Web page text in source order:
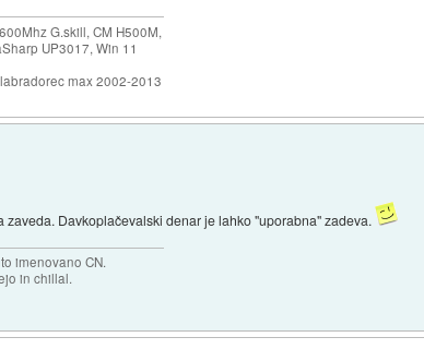
G.skill, CM H500M,
UP3017, Win 11
max 2002-2013
Davkoplačevalski denar je lahko "uporabna" zadeva.
imenovano CN.
in chillal.